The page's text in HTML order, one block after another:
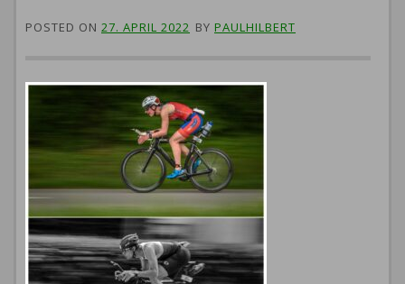
POSTED ON 27. APRIL 2022 BY PAULHILBERT